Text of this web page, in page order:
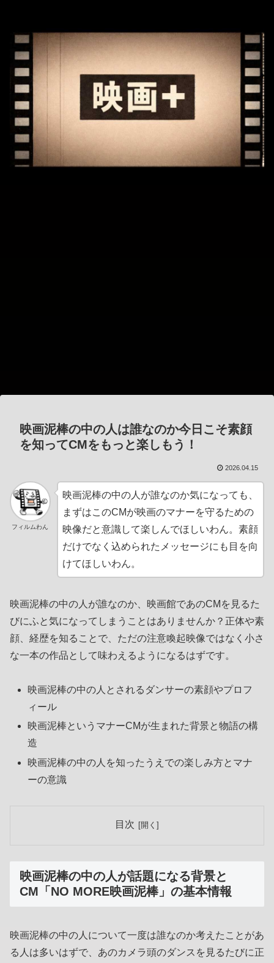
映画泥棒の中の人は誰なのか今日こそ素顔
を知ってCMをもっと楽しもう！
2026.04.15
フィルムわん
映画泥棒の中の人が誰なのか気になっても、
まずはこのCMが映画のマナーを守るための
映像だと意識して楽しんでほしいわん。素顔
だけでなく込められたメッセージにも目を向
けてほしいわん。
映画泥棒の中の人が誰なのか、映画館であのCMを見るた
びにふと気になってしまうことはありませんか？正体や素
顔、経歴を知ることで、ただの注意喚起映像ではなく小さ
な一本の作品として味わえるようになるはずです。
映画泥棒の中の人とされるダンサーの素顔やプロフ
ィール
映画泥棒というマナーCMが生まれた背景と物語の構
造
映画泥棒の中の人を知ったうえでの楽しみ方とマナ
ーの意識
目次
映画泥棒の中の人が話題になる背景と
CM「NO MORE映画泥棒」の基本情報
映画泥棒の中の人について一度は誰なのか考えたことがあ
る人は多いはずで、あのカメラ頭のダンスを見るたびに正